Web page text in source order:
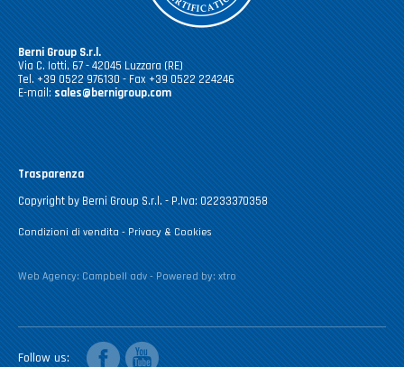
Berni Group S.r.l.
Via C. Iotti, 67 - 42045 Luzzara (RE)
Tel. +39 0522 976130 - Fax +39 0522 224246
E-mail: sales@bernigroup.com
Trasparenza
Copyright by Berni Group S.r.l. - P.Iva: 02233370358
Condizioni di vendita - Privacy & Cookies
Web Agency: Campbell adv - Powered by: xtro
Follow us
facebookyoutube